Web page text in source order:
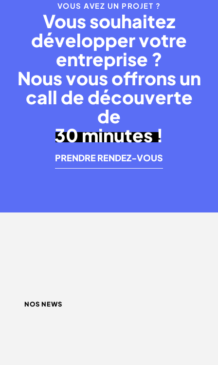
VOUS AVEZ UN PROJET ?
Vous souhaitez
développer votre
entreprise ?
Nous vous offrons un
call de découverte
de
30 minutes !
PRENDRE RENDEZ-VOUS
NOS NEWS